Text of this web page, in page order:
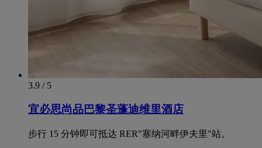
3.9 / 5
宜必思尚品巴黎圣蓬迪维里酒店
步行 15 分钟即可抵达 RER"塞纳河畔伊夫里"站。